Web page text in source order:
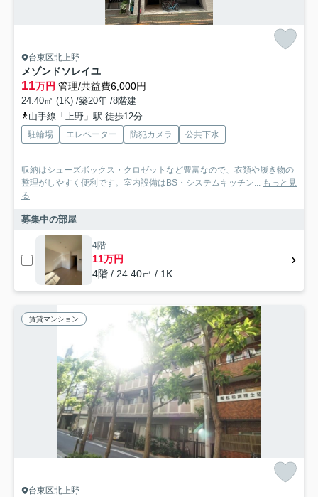
台東区北上野
メゾンドソレイユ
11万円 管理/共益費6,000円
24.40㎡ (1K) /築20年 /8階建
山手線「上野」駅 徒歩12分
駐輪場 エレベーター 防犯カメラ 公共下水
収納はシューズボックス・クロゼットなど豊富なので、衣類や履き物の
整理がしやすく便利です。室内設備はBS・システムキッチン... もっと見
る
募集中の部屋
4階
11万円
4階 / 24.40㎡ / 1K
賃貸マンション
台東区北上野